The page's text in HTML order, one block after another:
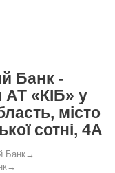
Банк -
АТ «КІБ» у
місто
сотні, 4А
Банк→
→